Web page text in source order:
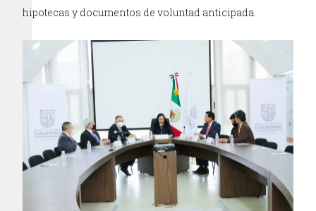
hipotecas y documentos de voluntad anticipada.